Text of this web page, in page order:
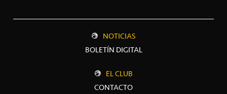
NOTICIAS
BOLETÍN DIGITAL
EL CLUB
CONTACTO